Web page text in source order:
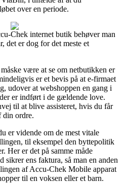
over en periode.
Chek internet butik behøver man
det er dog for det meste et
være at se om netbutikken er
er et bevis på at e-firmaet
udover at webshoppen en gang i
er indført i de gældende love.
til at blive assisteret, hvis du får
din ordre.
er vidende om de mest vitale
til eksempel den byttepolitik
Her er det på samme måde
sikrer ens faktura, så man en anden
af Accu-Chek Mobile apparat
til en voksen eller et barn.